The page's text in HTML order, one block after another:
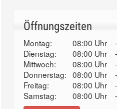
Öffnungszeiten
Montag: 08:00 Uhr -
Dienstag:
08:00 Uhr -
Mittwoch:
08:00 Uhr -
Donnerstag: 08:00 Uhr -
Freitag:
08:00 Uhr -
Samstag:
08:00 Uhr -